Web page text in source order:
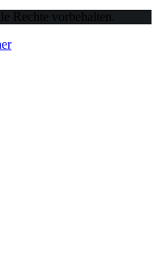
Rechte vorbehalten.